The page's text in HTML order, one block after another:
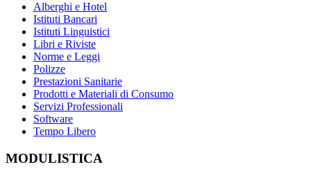
Alberghi e Hotel
Istituti Bancari
Istituti Linguistici
Libri e Riviste
Norme e Leggi
Polizze
Prestazioni Sanitarie
Prodotti e Materiali di Consumo
Servizi Professionali
Software
Tempo Libero
MODULISTICA